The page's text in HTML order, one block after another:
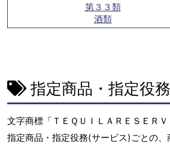
第３３類
酒類
指定商品・指定役
文字商標「ＴＥＱＵＩＬＡＲＥＳＥＲ
指定商品・指定役務(サービス)ごとの